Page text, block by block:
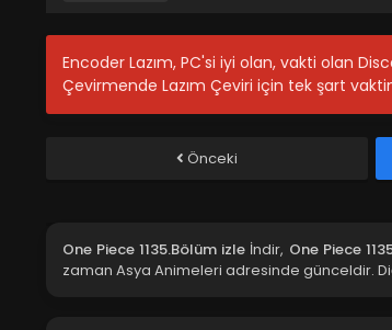
Encoder Lazım, PC'si iyi olan, vakti olan
Çevirmende Lazım Çeviri için tek şart
Önceki
One Piece 1135.Bölüm izle İndir, One Piece
zaman Asya Animeleri adresinde günceldir.